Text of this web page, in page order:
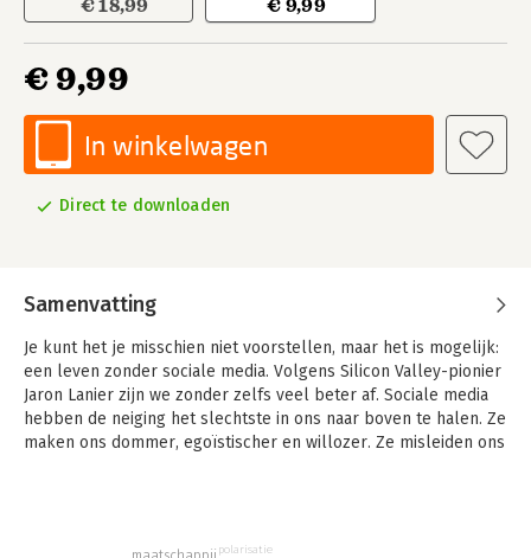
€ 18,99 € 9,99
€ 9,99
In winkelwagen
Direct te downloaden
Samenvatting
Je kunt het je misschien niet voorstellen, maar het is mogelijk:
een leven zonder sociale media. Volgens Silicon Valley-pionier
Jaron Lanier zijn we zonder zelfs veel beter af. Sociale media
hebben de neiging het slechtste in ons naar boven te halen. Ze
maken ons dommer, egoïstischer en willozer. Ze misleiden ons
polarisatie